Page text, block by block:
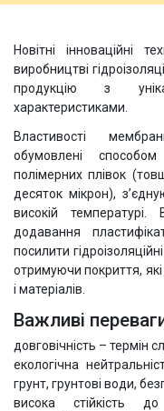
Підземні об’єкти
Новітні інноваційні
виробництві
продукцію з
характеристиками.
Властивості
обумовлені
полімерних плівок
десяток мікрон),
високій температурі.
додавання
посилити
отримуючи покриття, які
і матеріалів.
Важливі
довговічність – термін
екологічна
грунт, грунтові води,
висока стійкість